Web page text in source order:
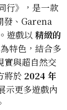
行》，是一款
、Garena
。遊戲以 精緻的
為特色，結合多
實與超自然交
將於 2024 年
示更多遊戲內